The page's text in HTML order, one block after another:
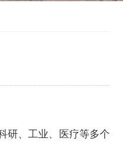
研、工业、医疗等多个